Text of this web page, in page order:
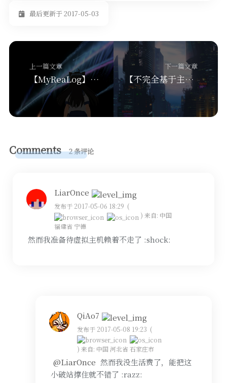
最后更新于 2017-05-03
上一篇文章
【MyReaLog】170414
下一篇文章
【不完全基于主观感受的】0网乱谈
Comments 2 条评论
LiarOnce
发布于 2017-05-06 18:29 (
) 来自: 中国
福建省 宁德
然而我准备待虚拟主机赖着不走了 :shock:
QiAo7
发布于 2017-05-08 19:23 (
) 来自: 中国 河北省 石家庄市
@LiarOnce 然而我没生活费了，能把这
小破站撑住就不错了 :razz: